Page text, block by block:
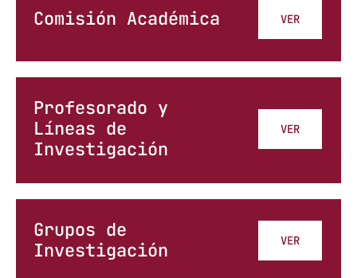
Comisión Académica VER
Profesorado y
Líneas de
Investigación
VER
Grupos de
Investigación
VER